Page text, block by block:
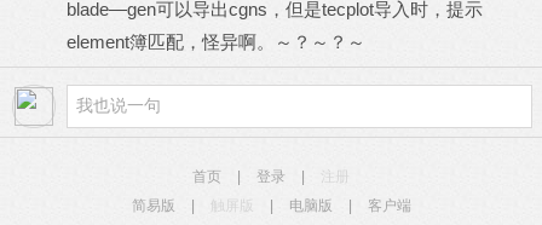
blade—gen可以导出cgns，但是tecplot导入时，提示
element簿匹配，怪异啊。～？～？～
首页 登录
简易版
触屏版 电脑版
客户端